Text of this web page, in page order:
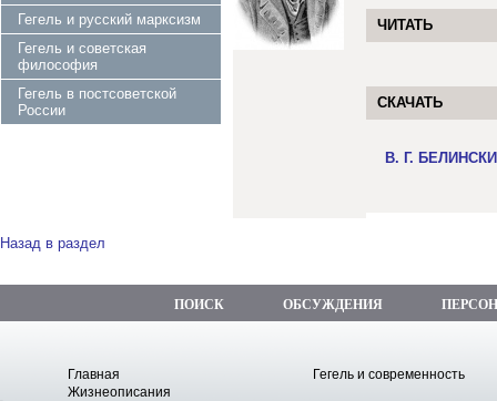
Гегель и русский марксизм
Гегель и советская
философия
Гегель в постсоветской
России
ЧИТАТЬ
СКАЧАТЬ
В. Г.
Назад в раздел
ПОИСК ОБСУЖДЕНИЯ
Главная
Гегель и современность
Жизнеописания